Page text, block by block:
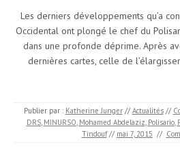
Les derniers développements qu’a
Occidental ont plongé le chef du
dans une profonde déprime. Après
dernières cartes, celle de
Publier par : Katherine Junger // Actualités //
DRS, MINURSO, Mohamed Abdelaziz, Polisario,
Tindouf // mai 7, 2015 //